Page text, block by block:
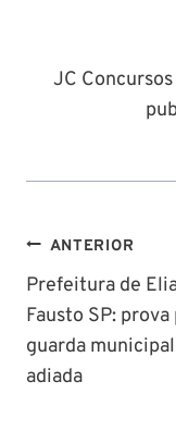
JC
Navegação
de
Post
ANTERIOR
Prefeitura de
Fausto SP: prova
guarda
adiada